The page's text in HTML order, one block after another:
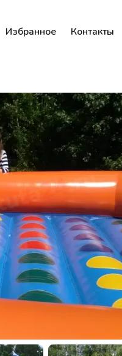
Избранное Контакты